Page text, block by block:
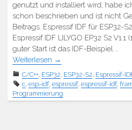
genutzt und installiert wird, habe
schon beschrieben und ist nicht
Beitrags. Espressif IDF für ESP32-
Espressif IDF LILYGO EP32 S2 V1.1
guter Start ist das IDF-Beispiel …
Weiterlesen →
C/C++ ESP32 ESP32-S2 Espressif-
c esp-idf, espressif, espressif-idf,
Programmierung